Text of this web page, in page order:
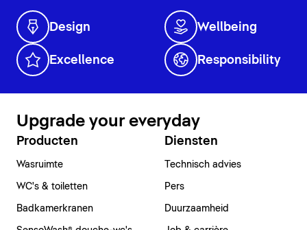
Design Wellbeing
Excellence Responsibility
Upgrade your everyday
Producten
Wasruimte
WC's & toiletten
Badkamerkranen
Diensten
Technisch advies
Pers
Duurzaamheid